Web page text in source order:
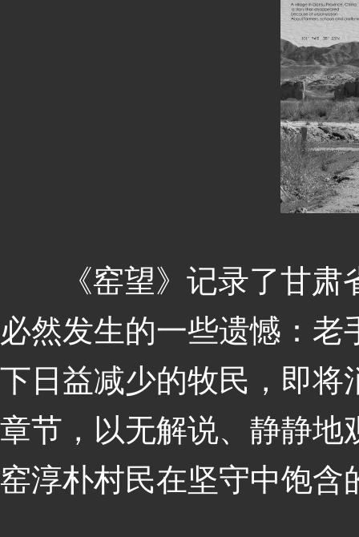
《窑望》记录了甘肃
必然发生的一些遗憾：
下日益减少的牧民，即
章节，以无解说、静静地
窑淳朴村民在坚守中饱含